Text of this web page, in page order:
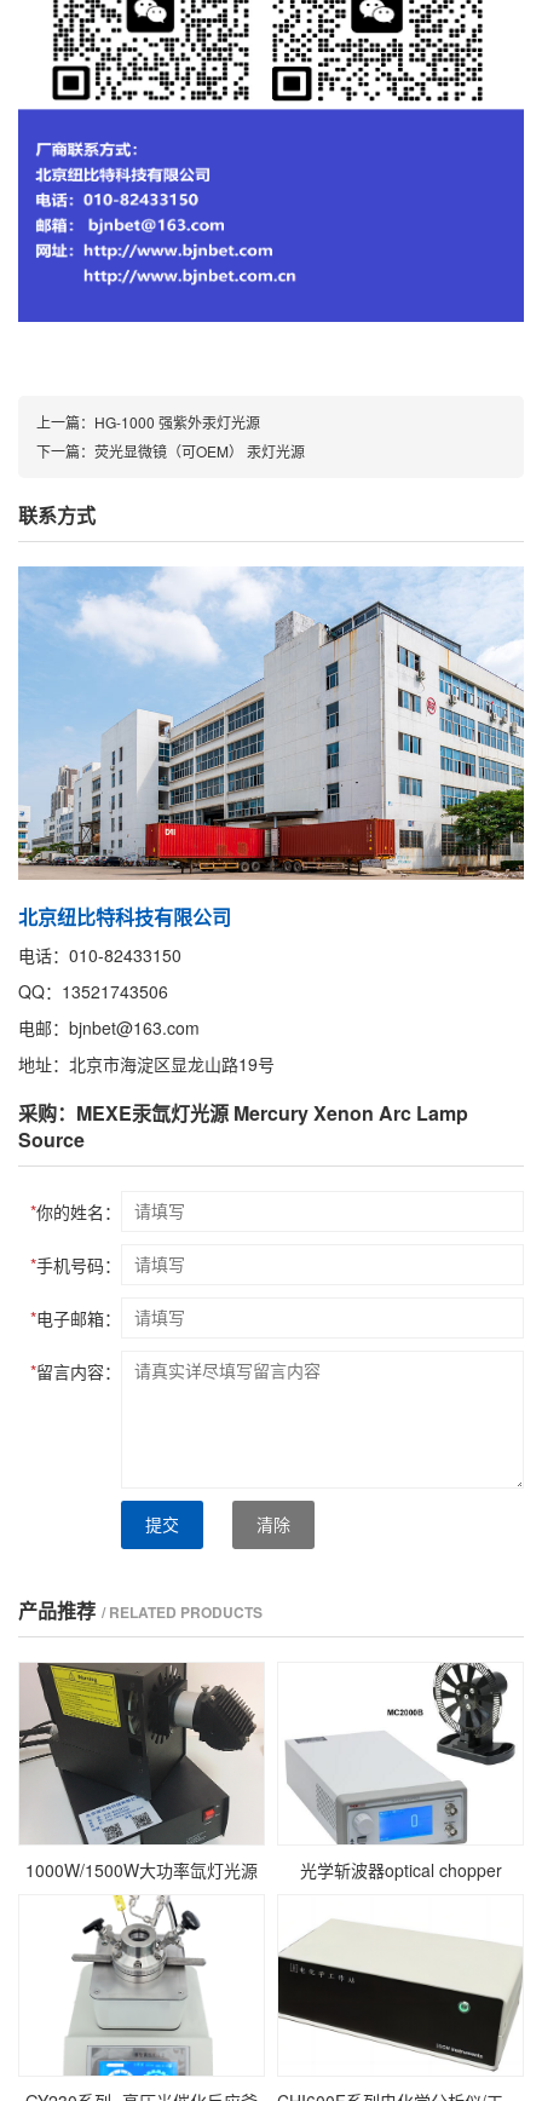
上一篇： HG-1000 强紫外汞灯光源
下一篇： 荧光显微镜（可OEM） 汞灯光源
联系方式
北京纽比特科技有限公司
电话：010-82433150
QQ：13521743506
电邮：bjnbet@163.com
地址：北京市海淀区显龙山路19号
采购：MEXE汞氙灯光源 Mercury Xenon Arc Lamp
Source
*你的姓名：
*手机号码：
*电子邮箱：
*留言内容：
提交 清除
产品推荐 / RELATED PRODUCTS
1000W/1500W大功率氙灯光源 光学斩波器optical chopper